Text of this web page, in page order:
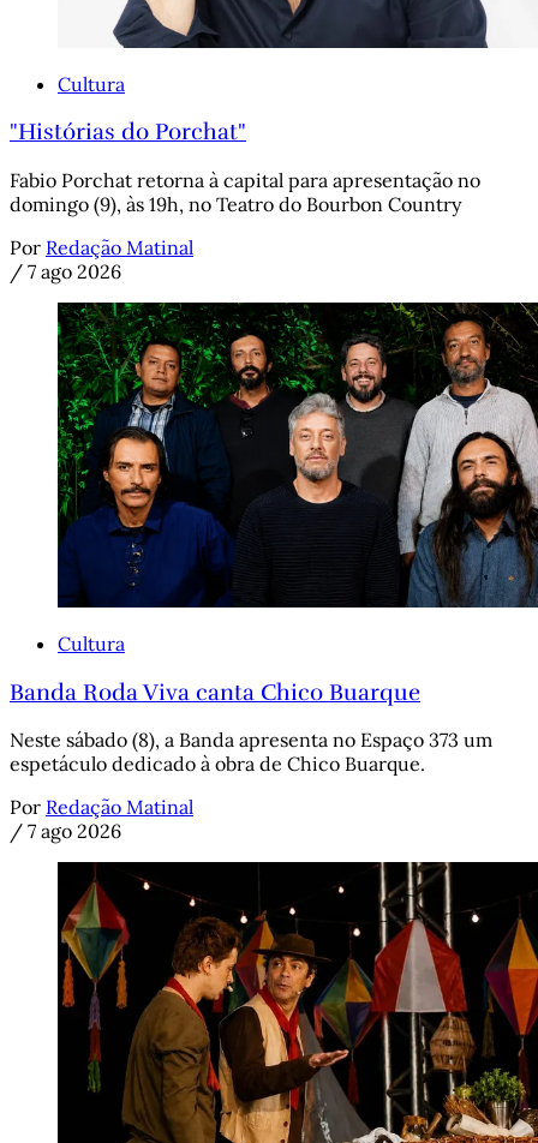
Cultura
"Histórias do Porchat"
Fabio Porchat retorna à capital para apresentação no
domingo (9), às 19h, no Teatro do Bourbon Country
Por Redação Matinal
/ 7 ago 2026
Cultura
Banda Roda Viva canta Chico Buarque
Neste sábado (8), a Banda apresenta no Espaço 373 um
espetáculo dedicado à obra de Chico Buarque.
Por Redação Matinal
/ 7 ago 2026